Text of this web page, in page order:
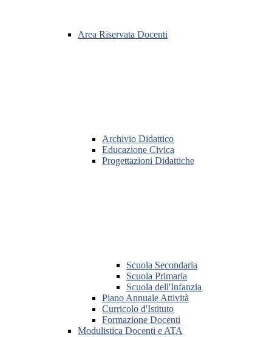
Area Riservata Docenti
Archivio Didattico
Educazione Civica
Progettazioni Didattiche
Scuola Secondaria
Scuola Primaria
Scuola dell'Infanzia
Piano Annuale Attività
Curricolo d'Istituto
Formazione Docenti
Modulistica Docenti e ATA